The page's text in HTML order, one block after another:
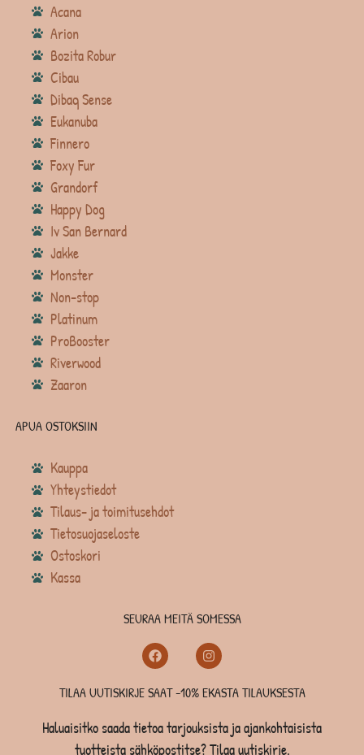
Acana
Arion
Bozita Robur
Cibau
Dibaq Sense
Eukanuba
Finnero
Foxy Fur
Grandorf
Happy Dog
Iv San Bernard
Jakke
Monster
Non-stop
Platinum
ProBooster
Riverwood
Zaaron
APUA OSTOKSIIN
Kauppa
Yhteystiedot
Tilaus- ja toimitusehdot
Tietosuojaseloste
Ostoskori
Kassa
SEURAA MEITÄ SOMESSA
TILAA UUTISKIRJE SAAT -10% EKASTA TILAUKSESTA
Haluaisitko saada tietoa tarjouksista ja ajankohtaisista
tuotteista sähköpostitse? Tilaa uutiskirje.